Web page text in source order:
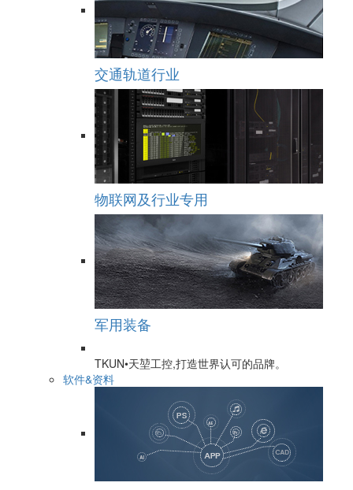
交通轨道行业
物联网及行业专用
军用装备
TKUN•天堃工控,打造世界认可的品牌。
软件&资料